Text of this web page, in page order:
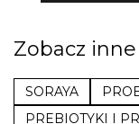
Zobacz
SORAYA
PREBIOTYKI I